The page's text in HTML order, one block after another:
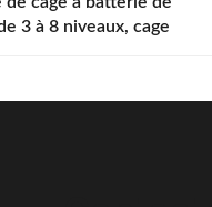
3 à 8 niveaux, cage